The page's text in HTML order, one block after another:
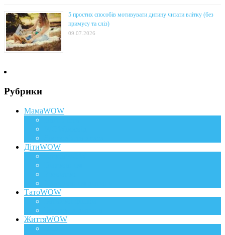
5 простих способів мотивувати дитину читати влітку (без
примусу та сліз)
09.07.2026
Рубрики
МамаWOW
ДітиWOW
ТатоWOW
ЖиттяWOW